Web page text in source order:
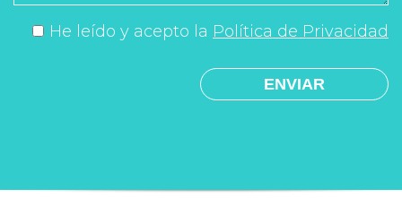
He leído y acepto la Política de Privacidad